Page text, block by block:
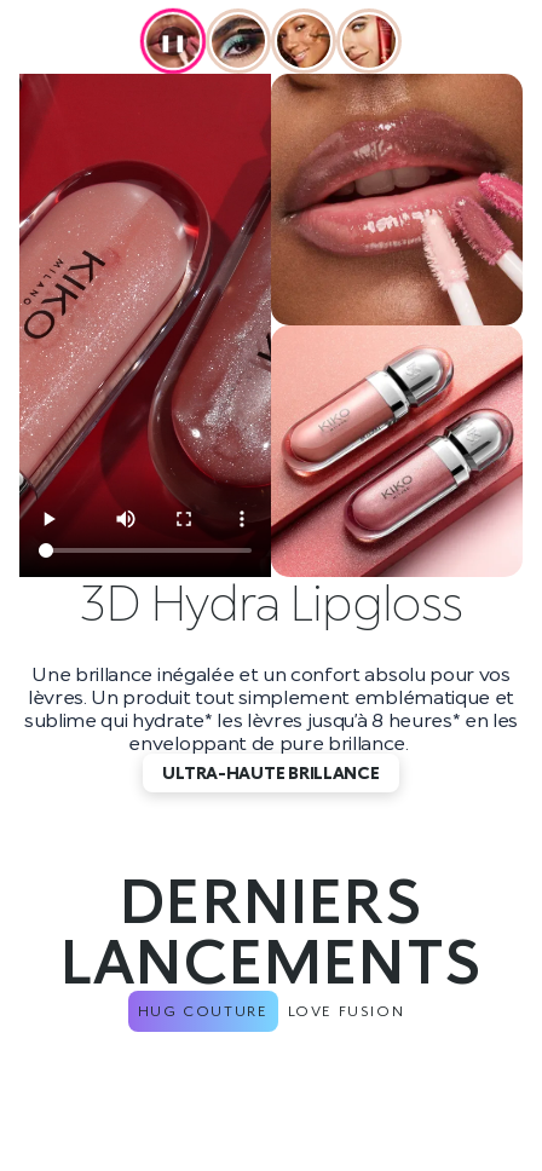
❚❚
3D Hydra Lipgloss
Une brillance inégalée et un confort absolu pour vos
lèvres. Un produit tout simplement emblématique et
sublime qui hydrate* les lèvres jusqu’à 8 heures* en les
enveloppant de pure brillance.
ULTRA-HAUTE BRILLANCE
DERNIERS
LANCEMENTS
HUG COUTURE LOVE FUSION